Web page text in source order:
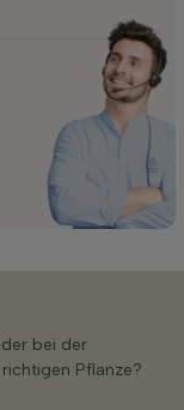
bei der
Pflanze?